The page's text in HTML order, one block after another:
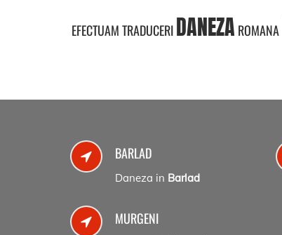
EFECTUAM TRADUCERIDANEZA ROMANA
BARLAD
Daneza in Barlad
MURGENI